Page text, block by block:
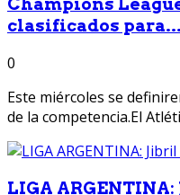
clasificados para...
0
Este miércoles se
de la competencia.El
LIGA